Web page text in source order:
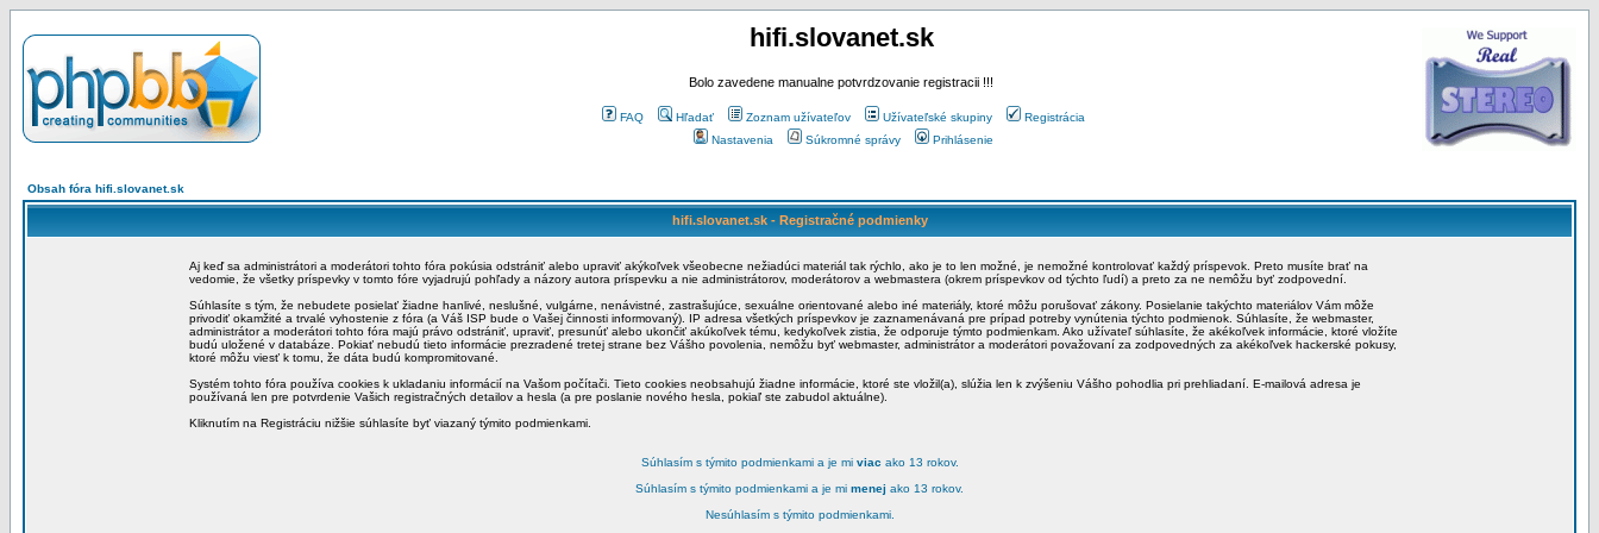
hifi.slovanet.sk
Bolo zavedene manualne potvrdzovanie registracii !!!
FAQ Hľadať Zoznam užívateľov Užívateľské skupiny
Registrácia
Nastavenia
Súkromné správy Prihlásenie
Obsah fóra hifi.slovanet.sk
hifi.slovanet.sk - Registračné podmienky
Aj keď sa administrátori a moderátori tohto fóra pokúsia odstrániť alebo upraviť akýkoľvek všeobecne nežiadúci materiál tak rýchlo, ako je to len možné, je nemožné kontrolovať každý príspevok. Preto musíte brať na
vedomie, že všetky príspevky v tomto fóre vyjadrujú pohľady a názory autora príspevku a nie administrátorov, moderátorov a webmastera (okrem príspevkov od týchto ľudí) a preto za ne nemôžu byť zodpovední.
Súhlasíte s tým, že nebudete posielať žiadne hanlivé, neslušné, vulgárne, nenávistné, zastrašujúce, sexuálne orientované alebo iné materiály, ktoré môžu porušovať zákony. Posielanie takýchto materiálov Vám môže
privodiť okamžité a trvalé vyhostenie z fóra (a Váš ISP bude o Vašej činnosti informovaný). IP adresa všetkých príspevkov je zaznamenávaná pre prípad potreby vynútenia týchto podmienok. Súhlasíte, že webmaster,
administrátor a moderátori tohto fóra majú právo odstrániť, upraviť, presunúť alebo ukončiť akúkoľvek tému, kedykoľvek zistia, že odporuje týmto podmienkam. Ako užívateľ súhlasíte, že akékoľvek informácie, ktoré vložíte
budú uložené v databáze. Pokiať nebudú tieto informácie prezradené tretej strane bez Vášho povolenia, nemôžu byť webmaster, administrátor a moderátori považovaní za zodpovedných za akékoľvek hackerské pokusy,
ktoré môžu viesť k tomu, že dáta budú kompromitované.
Systém tohto fóra používa cookies k ukladaniu informácií na Vašom počítači. Tieto cookies neobsahujú žiadne informácie, ktoré ste vložil(a), slúžia len k zvýšeniu Vášho pohodlia pri prehliadaní. E-mailová adresa je
používaná len pre potvrdenie Vašich registračných detailov a hesla (a pre poslanie nového hesla, pokiaľ ste zabudol aktuálne).
Kliknutím na Registráciu nižšie súhlasíte byť viazaný týmito podmienkami.
Súhlasím s týmito podmienkami a je mi viac ako 13 rokov.
Súhlasím s týmito podmienkami a je mi menej ako 13 rokov.
Nesúhlasím s týmito podmienkami.